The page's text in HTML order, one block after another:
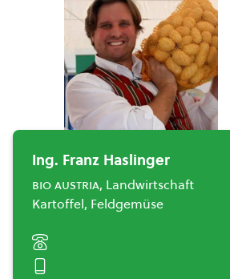
Ing. Franz Haslinger
bio austria, Landwirtschaft
Kartoffel, Feldgemüse